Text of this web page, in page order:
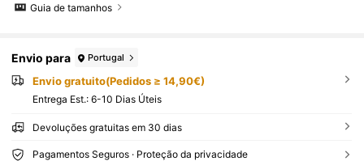
Guia de tamanhos
Envio para Portugal
Envio gratuito(Pedidos ≥ 14,90€)
Entrega Est.: 6-10 Dias Úteis
Devoluções gratuitas em 30 dias
Pagamentos Seguros · Proteção da privacidade